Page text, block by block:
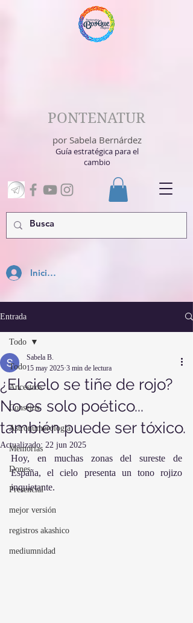
Inicia Sesión
PONTENATUR
por Sabela Bernárdez
Guía estratégica para el
cambio
Entrada
Todo
Ancestros
Consejos
Astronumerología
Memorias
Dones
Presencial
mejor versión
registros akashico
mediumnidad
Todo
¿El cielo se tiñe de rojo?
No es solo poético...
también puede ser tóxico.
Sabela B.
15 may 2025 3 min de lectura
Actualizado: 22 jun 2025
Hoy, en muchas zonas del sureste de
España, el cielo presenta un tono rojizo
inquietante.